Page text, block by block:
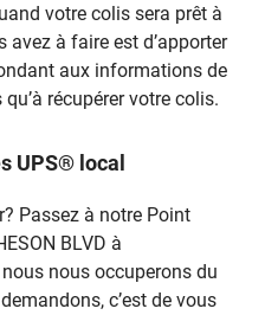
votre colis sera prêt à
avez à faire est d’apporter
aux informations de
récupérer votre colis.
UPS® local
Passez à notre Point
BLVD à
nous nous occuperons du
c’est de vous